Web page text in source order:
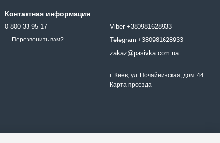
Контактная информация
0 800 33-95-17
Перезвонить вам?
Viber +380981628933
Telegram +380981628933
zakaz@pasivka.com.ua
г. Киев, ул. Почайнинская, дом. 44
Карта проезда